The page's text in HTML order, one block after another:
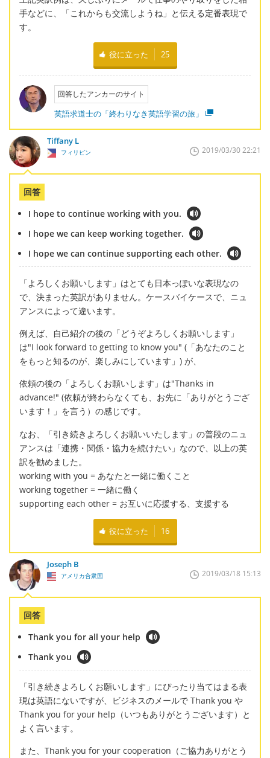
手などに、「これからも交流しようね」と伝える定番表現で
す。
役に立った 25
回答したアンカーのサイト
英語求道士の「終わりなき英語学習の旅」
Tiffany L
フィリピン 2019/03/30 22:21
回答
I hope to continue working with you.
I hope we can keep working together.
I hope we can continue supporting each other.
「よろしくお願いします」はとても日本っぽいな表現なの
で、決まった英訳がありません。ケースバイケースで、ニュ
アンスによって違います。
例えば、自己紹介の後の「どうぞよろしくお願いします」
は"I look forward to getting to know you" (「あなたのこと
をもっと知るのが、楽しみにしています」) が、
依頼の後の「よろしくお願いします」は"Thanks in
advance!" (依頼が終わらなくても、お先に「ありがとうござ
います！」を言う）の感じです。
なお、「引き続きよろしくお願いいたします」の普段のニュ
アンスは「連携・関係・協力を続けたい」なので、以上の英
訳を勧めました。
working with you = あなたと一緒に働くこと
working together = 一緒に働く
supporting each other = お互いに応援する、支援する
役に立った 16
Joseph B
アメリカ合衆国 2019/03/18 15:13
回答
Thank you for all your help
Thank you
「引き続きよろしくお願いします」にぴったり当てはまる表
現は英語にないですが、ビジネスのメールで Thank you や
Thank you for your help（いつもありがとうございます）と
よく言います。
また、Thank you for your cooperation（ご協力ありがとう